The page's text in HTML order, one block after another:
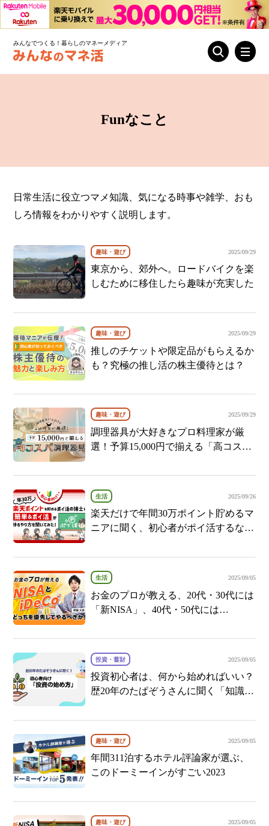
みんなでつくる！暮らしのマネーメディア
Funなこと
日常生活に役立つマメ知識、気になる時事や雑学、おも
しろ情報をわかりやすく説明します。
趣味・遊び 2025/09/29
東京から、郊外へ。ロードバイクを楽
しむために移住したら趣味が充実した
趣味・遊び 2025/09/29
推しのチケットや限定品がもらえるか
も？究極の推し活の株主優待とは？
趣味・遊び 2025/09/29
調理器具が大好きなプロ料理家が厳
選！予算15,000円で揃える「高コスパ
生活 2025/09/26
楽天だけで年間30万ポイント貯めるマ
ニアに聞く、初心者がポイ活するなら
生活 2025/09/05
お金のプロが教える、20代・30代には
「新NISA」、40代・50代には
投資・蓄財 2025/09/05
投資初心者は、何から始めればいい？
歴20年のたぱぞうさんに聞く「知識ゼ
趣味・遊び 2025/09/05
年間311泊するホテル評論家が選ぶ、
このドーミーインがすごい2023
趣味・遊び 2025/09/05